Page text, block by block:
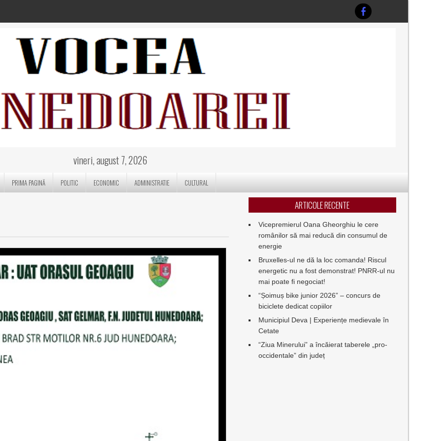
vineri, august 7, 2026
PRIMA PAGINĂ POLITIC ECONOMIC ADMINISTRATIE CULTURAL
ARTICOLE RECENTE
Vicepremierul Oana Gheorghiu le cere
românilor să mai reducă din consumul de
energie
Bruxelles-ul ne dă la loc comanda! Riscul
energetic nu a fost demonstrat! PNRR-ul nu
mai poate fi negociat!
“Șoimuș bike junior 2026” – concurs de
biciclete dedicat copiilor
Municipiul Deva | Experiențe medievale în
Cetate
“Ziua Minerului” a încăierat taberele „pro-
occidentale” din județ